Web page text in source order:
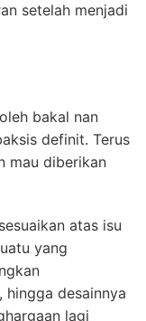
setelah menjadi
bakal nan
definit. Terus
mau diberikan
atas isu
yang
hingga desainnya
lagi